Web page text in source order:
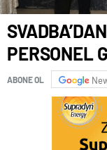
PERSONEL
ABONE OL